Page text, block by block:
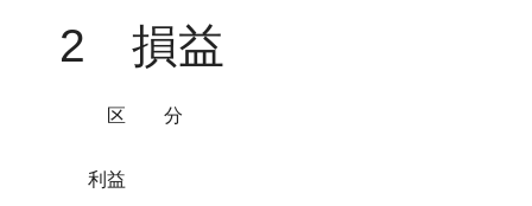
2 損益
区分
利益